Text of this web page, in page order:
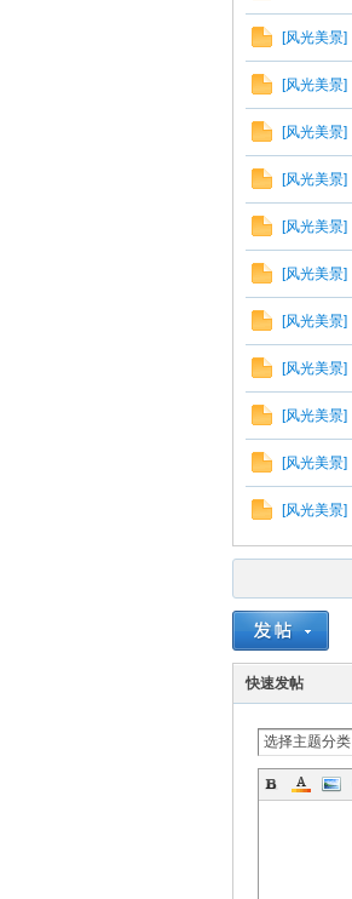
[风光美景]
[风光美景]
[风光美景]
[风光美景]
[风光美景]
[风光美景]
[风光美景]
[风光美景]
[风光美景]
[风光美景]
[风光美景]
快速发帖
选择主题分类